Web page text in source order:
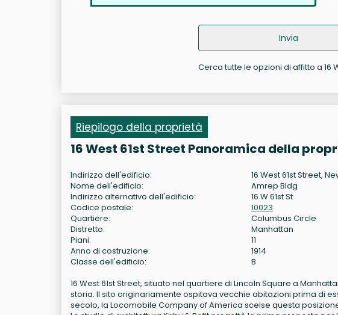
Invia
Cerca tutte le opzioni di affitto a 16
Riepilogo della proprietà
16 West 61st Street Panoramica della
Indirizzo dell'edificio:
16 West 61st Street,
Nome dell'edificio:
Amrep Bldg
Indirizzo alternativo dell'edificio:
16 W 61st St
Codice postale:
10023
Quartiere:
Columbus Circle
Distretto:
Manhattan
Piani:
11
Anno di costruzione:
1914
Classe dell'edificio:
B
16 West 61st Street, situato nel quartiere di Lincoln Square a
storia. Il sito originariamente ospitava vecchie abitazioni prima di
secolo, la Locomobile Company of America scelse questa